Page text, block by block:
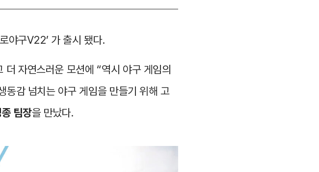
야구V22’ 가 출시 됐다.
자연스러운 모션에 “역시 야구 게임의
동감 넘치는 야구 게임을 만들기 위해 고
팀장을 만났다.